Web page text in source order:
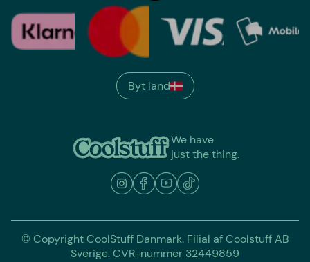
We have
just the thing.
Byt land
© Copyright CoolStuff Danmark. Filial af Coolstuff AB
Sverige. CVR-nummer 32449859